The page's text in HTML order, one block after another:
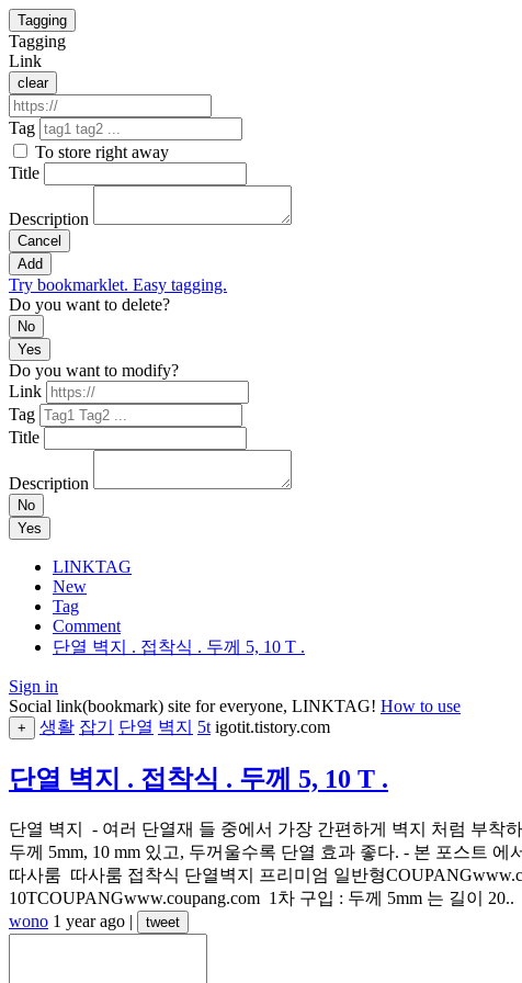
Tagging
Tagging
Link
clear
Tag
To store right away
Title
Description
Cancel
Add
Try bookmarklet. Easy tagging.
Do you want to delete?
No
Yes
Do you want to modify?
Link
Tag
Title
Description
No
Yes
LINKTAG
New
Tag
Comment
단열 벽지 . 접착식 . 두께 5, 10 T .
Sign in
Social link(bookmark) site for everyone, LINKTAG! How to use
+ 생활 잡기 단열 벽지 5t igotit.tistory.com
단열 벽지 . 접착식 . 두께 5, 10 T .
단열 벽지 - 여러 단열재 들 중에서 가장 간편하게 벽지 처럼 부
두께 5mm, 10 mm 있고, 두꺼울수록 단열 효과 좋다. - 본 포스트
따사룸 따사룸 접착식 단열벽지 프리미엄 일반형
10TCOUPANGwww.coupang.com 1차 구입 : 두께 5mm 는 길이 20..
wono 1 year ago | tweet